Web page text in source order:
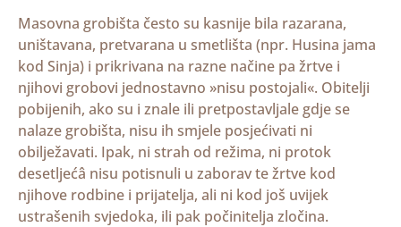
Masovna grobišta često su kasnije bila razarana,
uništavana, pretvarana u smetlišta (npr. Husina jama
kod Sinja) i prikrivana na razne načine pa žrtve i
njihovi grobovi jednostavno »nisu postojali«. Obitelji
pobijenih, ako su i znale ili pretpostavljale gdje se
nalaze grobišta, nisu ih smjele posjećivati ni
obilježavati. Ipak, ni strah od režima, ni protok
desetljećâ nisu potisnuli u zaborav te žrtve kod
njihove rodbine i prijatelja, ali ni kod još uvijek
ustrašenih svjedoka, ili pak počinitelja zločina.